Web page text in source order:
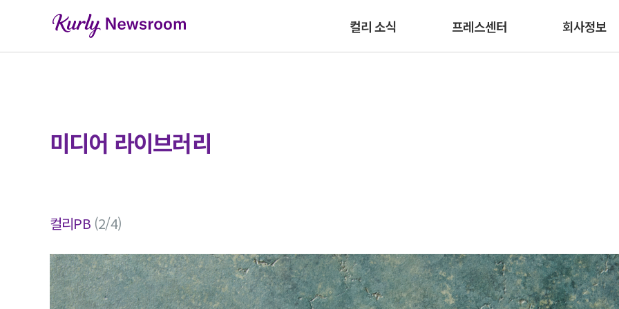
컬리 소식 프레스센터 회사정보
미디어 라이브러리
컬리PB (2/4)